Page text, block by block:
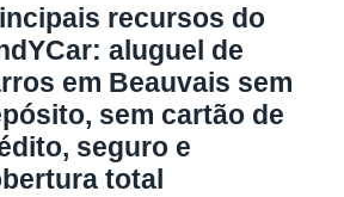
recursos do
aluguel de
em Beauvais sem
sem cartão de
seguro e
total